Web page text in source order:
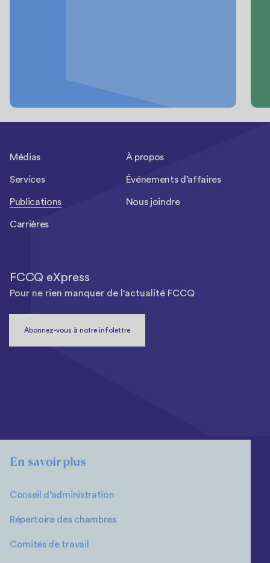
En savoir plus
Conseil d’administration
Répertoire des chambres
Comités de travail
Médias À propos
Services Événements d’affaires
Publications Nous joindre
Carrières
FCCQ eXpress
Pour ne rien manquer de l'actualité FCCQ
Abonnez-vous à notre infolettre